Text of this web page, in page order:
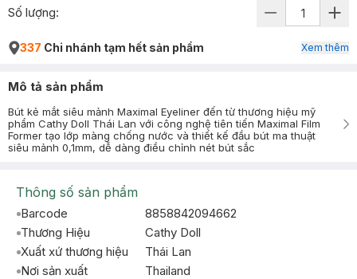
Số lượng:
337 Chi nhánh tạm hết sản phẩm Xem thêm
Mô tả sản phẩm
Bút kẻ mắt siêu mảnh Maximal Eyeliner đến từ thương hiệu mỹ
phẩm Cathy Doll Thái Lan với công nghệ tiên tiến Maximal Film
Former tạo lớp màng chống nước và thiết kế đầu bút ma thuật
siêu mảnh 0,1mm, dễ dàng điều chỉnh nét bút sắc
Thông số sản phẩm
Barcode
8858842094662
Thương Hiệu
Cathy Doll
Xuất xứ thương hiệu
Thái Lan
Nơi sản xuất
Thailand